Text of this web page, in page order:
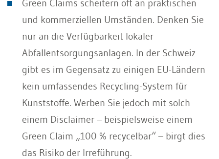
Green Claims scheitern oft an praktischen
und kommerziellen Umständen. Denken Sie
nur an die Verfügbarkeit lokaler
Abfallentsorgungsanlagen. In der Schweiz
gibt es im Gegensatz zu einigen EU-Ländern
kein umfassendes Recycling-System für
Kunststoffe. Werben Sie jedoch mit solch
einem Disclaimer – beispielsweise einem
Green Claim „100 % recycelbar“ – birgt dies
das Risiko der Irreführung.